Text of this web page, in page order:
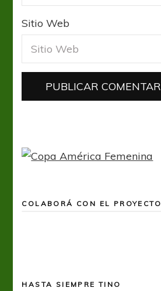
Sitio Web
COLABORÁ CON EL PROYECTO
HASTA SIEMPRE TINO